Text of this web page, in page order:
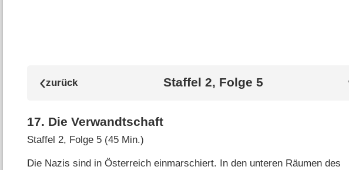
Staffel 2, Folge 5
17. Die Verwandtschaft
Staffel 2, Folge 5 (45 Min.)
Die Nazis sind in Österreich einmarschiert. In den unteren Räumen des